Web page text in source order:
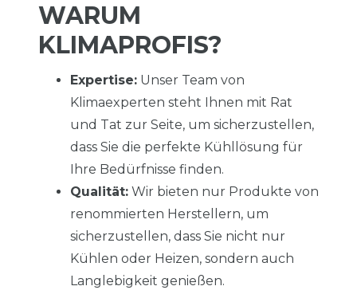
WARUM
KLIMAPROFIS?
Expertise: Unser Team von
Klimaexperten steht Ihnen mit Rat
und Tat zur Seite, um sicherzustellen,
dass Sie die perfekte Kühllösung für
Ihre Bedürfnisse finden.
Qualität: Wir bieten nur Produkte von
renommierten Herstellern, um
sicherzustellen, dass Sie nicht nur
Kühlen oder Heizen, sondern auch
Langlebigkeit genießen.